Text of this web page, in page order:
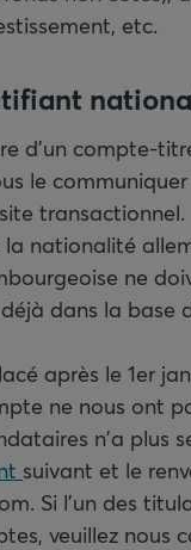
etc.
d'un compte-
le
transactionnel.
nationalité
ne
dans la base
après le 1er
ne nous ont
n'a plus
suivant et le
Si l'un des
veuillez nous